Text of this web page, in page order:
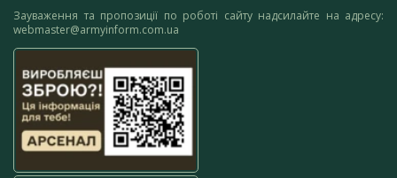
Зауваження та пропозиції по роботі сайту надсилайте на адресу:
webmaster@armyinform.com.ua